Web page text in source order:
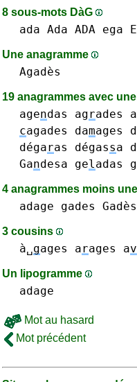
8 sous-mots DàG
ada Ada ADA ega
Une anagramme
Agadès
19 anagrammes avec
agendas agrades
cagades damages
dégaras dégassa
Gandesa geladas
4 anagrammes moins
adage gades Gadès
3 cousins
à␣gages arages av
Un lipogramme
adage
Mot au hasard
Mot précédent